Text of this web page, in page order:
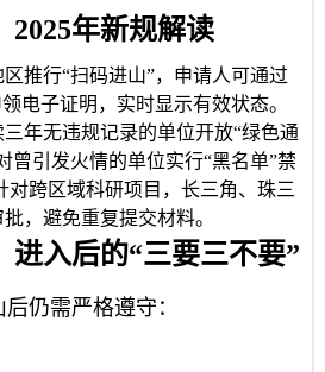
2025年新规解读
区推行“扫码进山”，申请人可通过
电子证明，实时显示有效状态。
三年无违规记录的单位开放“绿色通
曾引发火情的单位实行“黑名单”禁
对跨区域科研项目，长三角、珠三
，避免重复提交材料。
进入后的“三要三不要”
仍需严格遵守：